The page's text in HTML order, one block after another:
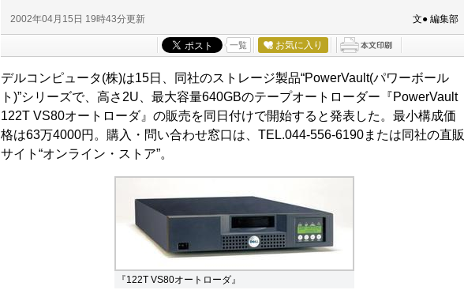
2002年04月15日 19時43分更新 文● 編集部
一覧 お気に入り
デルコンピュータ(株)は15日、同社のストレージ製品“PowerVault(パワーボール
ト)”シリーズで、高さ2U、最大容量640GBのテープオートローダー『PowerVault
122T VS80オートローダ』の販売を同日付けで開始すると発表した。最小構成価
格は63万4000円。購入・問い合わせ窓口は、TEL.044-556-6190または同社の直販
サイト“オンライン・ストア”。
『122T VS80オートローダ』